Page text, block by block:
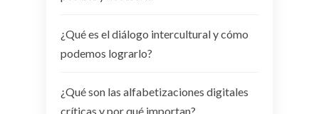
¿Qué es el diálogo intercultural y cómo
podemos lograrlo?
¿Qué son las alfabetizaciones digitales
críticas y por qué importan?